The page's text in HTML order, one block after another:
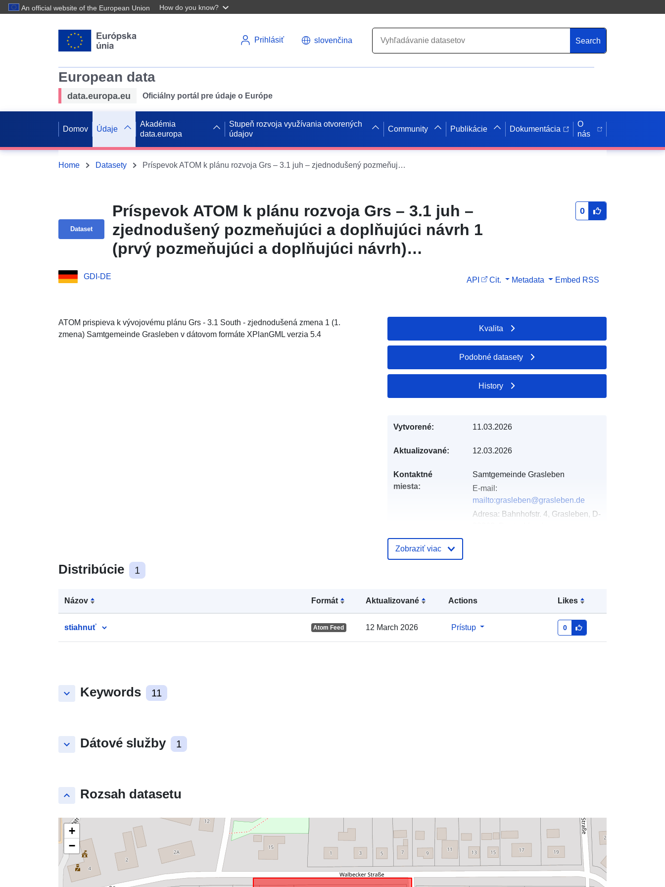
An official website of the European Union How do you know?
Prihlásiť slovenčina Search
European data
data.europa.eu Oficiálny portál pre údaje o Európe
Domov Údaje
Akadémia
data.europa
Stupeň rozvoja využívania otvorených
údajov
Community Publikácie Dokumentácia
O
nás
Home Datasety Príspevok ATOM k plánu rozvoja Grs – 3.1 juh – zjednodušený pozmeňujúci a doplňujúci návrh 1 (prvý pozmeňujúci a doplňujúci návrh) Samtgemeinde Grasleben
Dataset
Príspevok ATOM k plánu rozvoja Grs – 3.1 juh –
zjednodušený pozmeňujúci a doplňujúci návrh 1
(prvý pozmeňujúci a doplňujúci návrh)
0
GDI-DE API Cit. Metadata Embed RSS
ATOM prispieva k vývojovému plánu Grs - 3.1 South - zjednodušená zmena 1 (1.
zmena) Samtgemeinde Grasleben v dátovom formáte XPlanGML verzia 5.4
Distribúcie 1
Názov Formát Aktualizované Actions Likes
stiahnuť Atom Feed 12 March 2026 Prístup 0
keyboard_arrow_down Keywords 11
keyboard_arrow_down Dátové služby 1
keyboard_arrow_up Rozsah datasetu
+
−
Kvalita
Podobné datasety
History
Vytvorené: 11.03.2026
Aktualizované: 12.03.2026
Kontaktné
miesta:
Samtgemeinde Grasleben
E-mail:
mailto:grasleben@grasleben.de
Adresa: Bahnhofstr. 4, Grasleben, D-
záznam:
2026
Aktualizované na základe údajov.europa.eu:
04 August 2026
Zobraziť viac